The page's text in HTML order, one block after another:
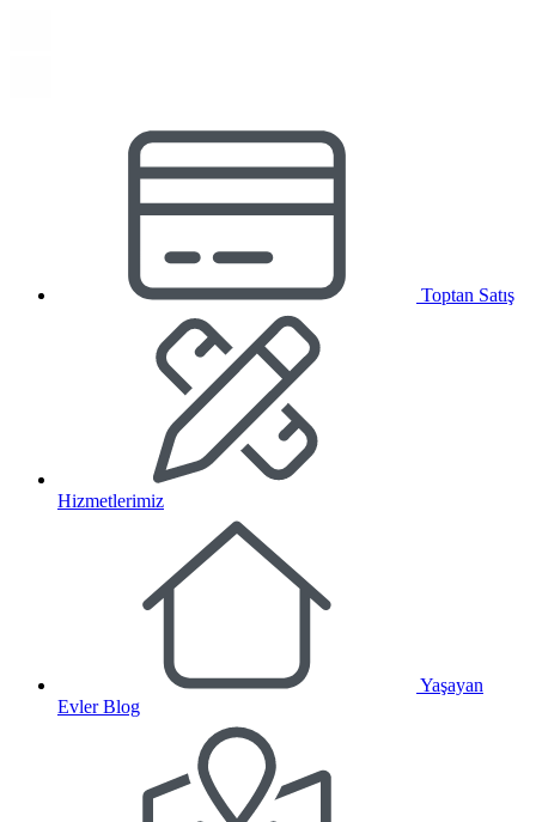
Toptan Satış
Hizmetlerimiz
Yaşayan
Evler Blog